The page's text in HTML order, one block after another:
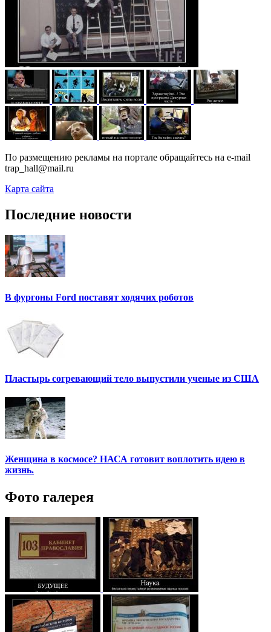
По размещению рекламы на портале обращайтесь на e-mail
trap_hall@mail.ru
Карта сайта
Последние новости
В фургоны Ford поставят ходячих роботов
Пластырь согревающий тело выпустили ученые из США
Женщина в космосе? НАСА готовит воплотить идею в
жизнь.
Фото галерея